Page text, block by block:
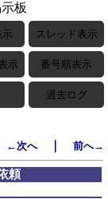
板
示 スレッド表示
示 番号順表示
過去ログ
←次へ｜ 前へ→
頼